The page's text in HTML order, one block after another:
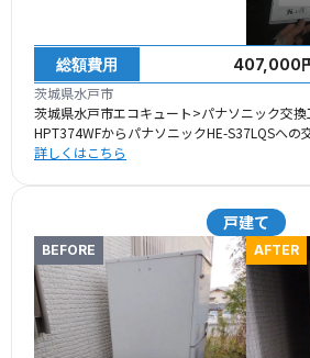
総額費用 407,000
茨城県水戸市
茨城県水戸市エコキュート>パナソニック交
HPT374WFからパナソニックHE-S37LQSへの
詳しくはこちら
戸建て
BEFORE AFTER